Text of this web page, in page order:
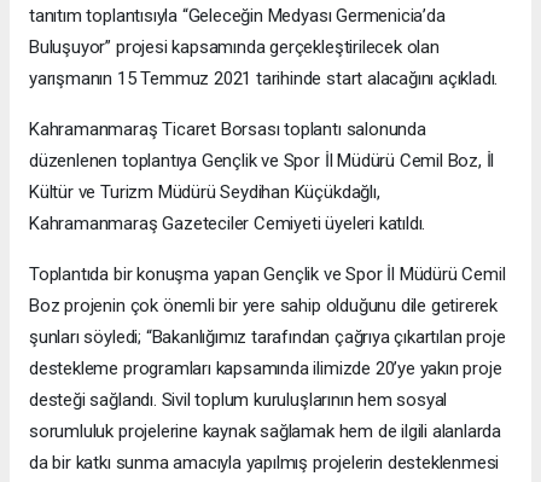
tanıtım toplantısıyla “Geleceğin Medyası Germenicia’da
Buluşuyor” projesi kapsamında gerçekleştirilecek olan
yarışmanın 15 Temmuz 2021 tarihinde start alacağını açıkladı.
Kahramanmaraş Ticaret Borsası toplantı salonunda
düzenlenen toplantıya Gençlik ve Spor İl Müdürü Cemil Boz, İl
Kültür ve Turizm Müdürü Seydihan Küçükdağlı,
Kahramanmaraş Gazeteciler Cemiyeti üyeleri katıldı.
Toplantıda bir konuşma yapan Gençlik ve Spor İl Müdürü Cemil
Boz projenin çok önemli bir yere sahip olduğunu dile getirerek
şunları söyledi; “Bakanlığımız tarafından çağrıya çıkartılan proje
destekleme programları kapsamında ilimizde 20’ye yakın proje
desteği sağlandı. Sivil toplum kuruluşlarının hem sosyal
sorumluluk projelerine kaynak sağlamak hem de ilgili alanlarda
da bir katkı sunma amacıyla yapılmış projelerin desteklenmesi